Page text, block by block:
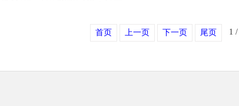
首页 上一页 下一页 尾页 1 /